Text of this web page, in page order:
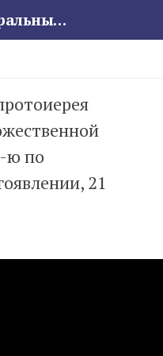
Свято-Троицкий кафедральный собор
ю по
21